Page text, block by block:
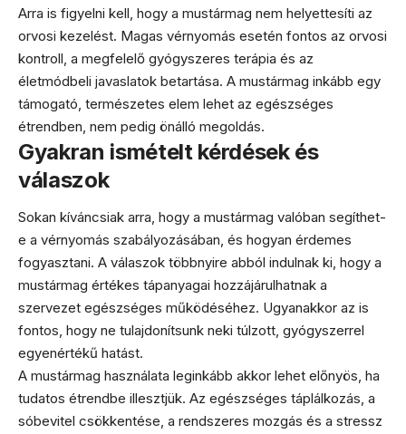
Arra is figyelni kell, hogy a mustármag nem helyettesíti az
orvosi kezelést. Magas vérnyomás esetén fontos az orvosi
kontroll, a megfelelő gyógyszeres terápia és az
életmódbeli javaslatok betartása. A mustármag inkább egy
támogató, természetes elem lehet az egészséges
étrendben, nem pedig önálló megoldás.
Gyakran ismételt kérdések és
válaszok
Sokan kíváncsiak arra, hogy a mustármag valóban segíthet-
e a vérnyomás szabályozásában, és hogyan érdemes
fogyasztani. A válaszok többnyire abból indulnak ki, hogy a
mustármag értékes tápanyagai hozzájárulhatnak a
szervezet egészséges működéséhez. Ugyanakkor az is
fontos, hogy ne tulajdonítsunk neki túlzott, gyógyszerrel
egyenértékű hatást.
A mustármag használata leginkább akkor lehet előnyös, ha
tudatos étrendbe illesztjük. Az egészséges táplálkozás, a
sóbevitel csökkentése, a rendszeres mozgás és a stressz